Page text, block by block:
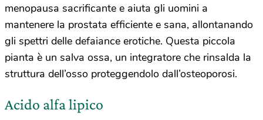
menopausa sacrificante e aiuta gli uomini a
mantenere la prostata efficiente e sana, allontanando
gli spettri delle defaiance erotiche. Questa piccola
pianta è un salva ossa, un integratore che rinsalda la
struttura dell’osso proteggendolo dall’osteoporosi.
Acido alfa lipico